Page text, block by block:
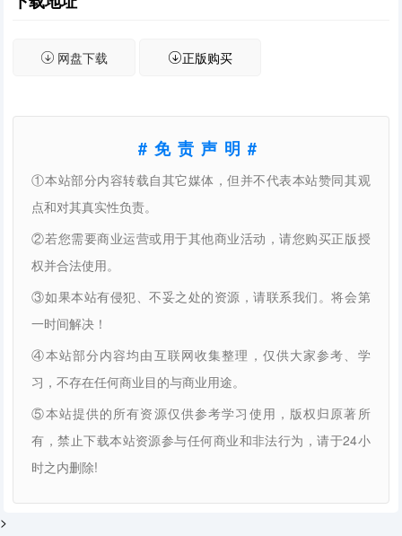
网盘下载 正版购买
#免责声明#
①本站部分内容转载自其它媒体，但并不代表本站赞同其观
点和对其真实性负责。
②若您需要商业运营或用于其他商业活动，请您购买正版授
权并合法使用。
③如果本站有侵犯、不妥之处的资源，请联系我们。将会第
一时间解决！
④本站部分内容均由互联网收集整理，仅供大家参考、学
习，不存在任何商业目的与商业用途。
⑤本站提供的所有资源仅供参考学习使用，版权归原著所
有，禁止下载本站资源参与任何商业和非法行为，请于24小
时之内删除!
>